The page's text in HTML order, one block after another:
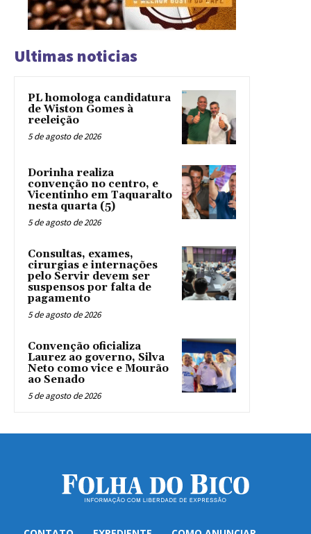
Ultimas noticias
PL homologa candidatura
de Wiston Gomes à
reeleição
5 de agosto de 2026
Dorinha realiza
convenção no centro, e
Vicentinho em Taquaralto
nesta quarta (5)
5 de agosto de 2026
Consultas, exames,
cirurgias e internações
pelo Servir devem ser
suspensos por falta de
pagamento
5 de agosto de 2026
Convenção oficializa
Laurez ao governo, Silva
Neto como vice e Mourão
ao Senado
5 de agosto de 2026